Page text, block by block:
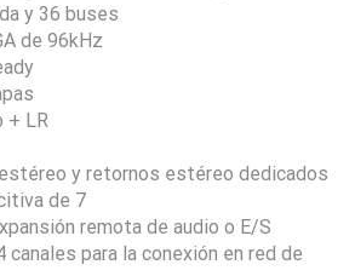
y 36 buses
de 96kHz
+ LR
y retornos estéreo dedicados
de 7
remota de audio o E/S
para la conexión en red de